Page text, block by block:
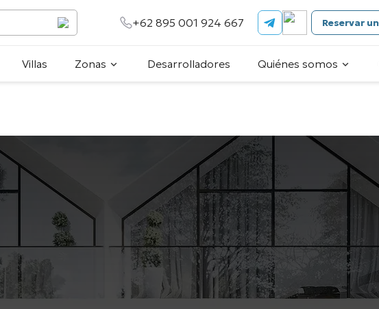
+62 895 001 924 667 Reservar
Villas Zonas Desarrolladores Quiénes somos